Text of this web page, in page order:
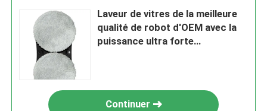
Laveur de vitres de la meilleure
qualité de robot d'OEM avec la
puissance ultra forte
Continuer